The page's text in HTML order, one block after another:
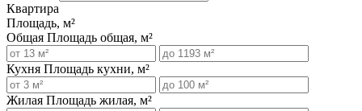
Квартира
Площадь, м²
Общая Площадь общая, м²
Кухня Площадь кухни, м²
Жилая Площадь жилая, м²